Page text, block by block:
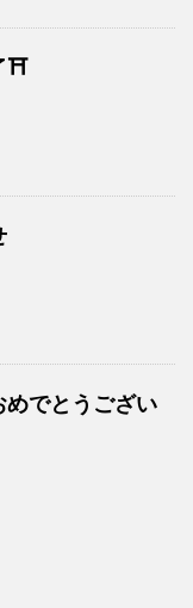
⛩
でとうござい